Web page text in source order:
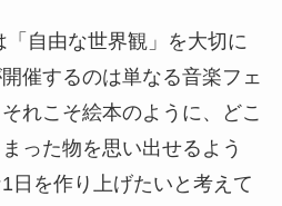
「自由な世界観」を大切に
催するのは単なる音楽フェ
れこそ絵本のように、どこ
った物を思い出せるよう
日を作り上げたいと考えて